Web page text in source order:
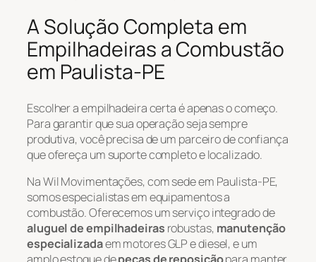
A Solução Completa em
Empilhadeiras a Combustão
em Paulista-PE
Escolher a empilhadeira certa é apenas o começo.
Para garantir que sua operação seja sempre
produtiva, você precisa de um parceiro de confiança
que ofereça um suporte completo e localizado.
Na Wil Movimentações, com sede em Paulista-PE,
somos especialistas em equipamentos a
combustão. Oferecemos um serviço integrado de
aluguel de empilhadeiras robustas, manutenção
especializadaem motores GLP e diesel, e um